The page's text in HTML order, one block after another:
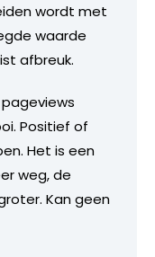
wordt met
waarde
afbreuk.
Positief of
Het is een
weg, de
Kan geen